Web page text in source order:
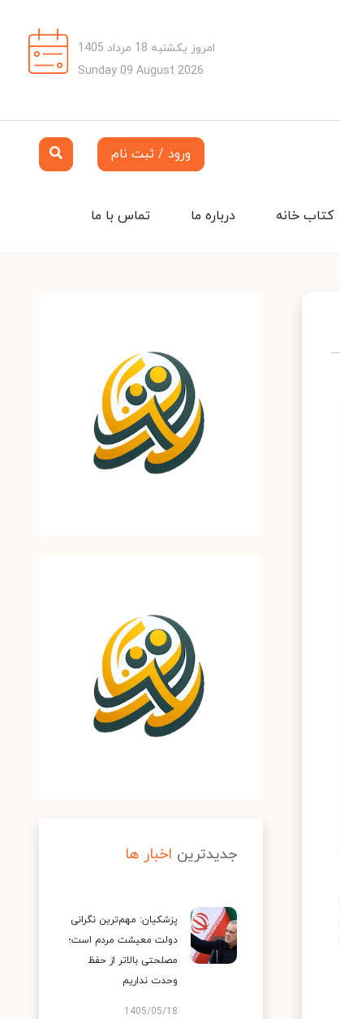
امروز یکشنبه 18 مرداد 1405
Sunday 09 August 2026
ورود / ثبت نام
تماس با ما درباره ما کتاب خانه
جدیدترین اخبار ها
پزشکیان: مهم‌ترین نگرانی
دولت معیشت مردم است؛
مصلحتی بالاتر از حفظ
وحدت نداریم
1405/05/18